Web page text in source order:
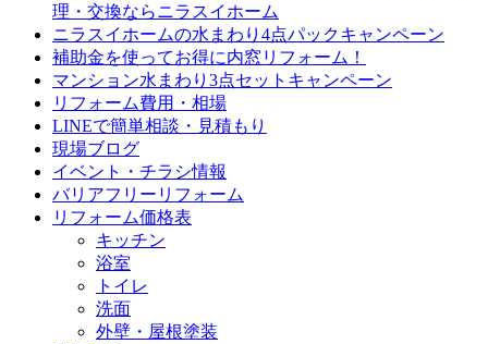
理・交換ならニラスイホーム
ニラスイホームの水まわり4点パックキャンペーン
補助金を使ってお得に内窓リフォーム！
マンション水まわり3点セットキャンペーン
リフォーム費用・相場
LINEで簡単相談・見積もり
現場ブログ
イベント・チラシ情報
バリアフリーリフォーム
リフォーム価格表
キッチン
浴室
トイレ
洗面
外壁・屋根塗装